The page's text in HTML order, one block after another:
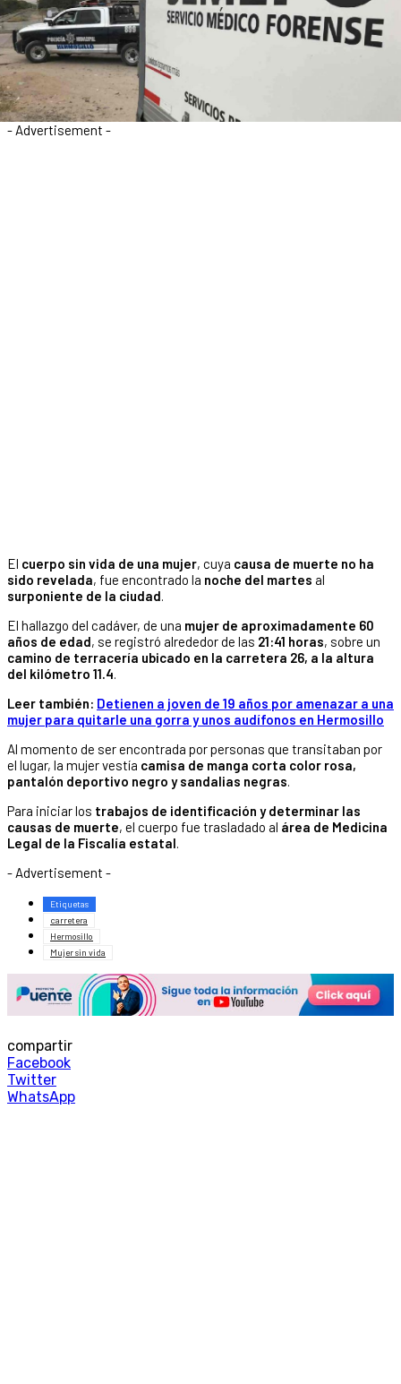
- Advertisement -
El cuerpo sin vida de una mujer, cuya causa de muerte no ha
sido revelada, fue encontrado la noche del martes al
surponiente de la ciudad.
El hallazgo del cadáver, de una mujer de aproximadamente 60
años de edad, se registró alrededor de las 21:41 horas, sobre un
camino de terracería ubicado en la carretera 26, a la altura
del kilómetro 11.4.
Leer también: Detienen a joven de 19 años por amenazar a una
mujer para quitarle una gorra y unos audífonos en Hermosillo
Al momento de ser encontrada por personas que transitaban por
el lugar, la mujer vestía camisa de manga corta color rosa,
pantalón deportivo negro y sandalias negras.
Para iniciar los trabajos de identificación y determinar las
causas de muerte, el cuerpo fue trasladado al área de Medicina
Legal de la Fiscalía estatal.
- Advertisement -
Etiquetas
carretera
Hermosillo
Mujer sin vida
compartir
Facebook
Twitter
WhatsApp